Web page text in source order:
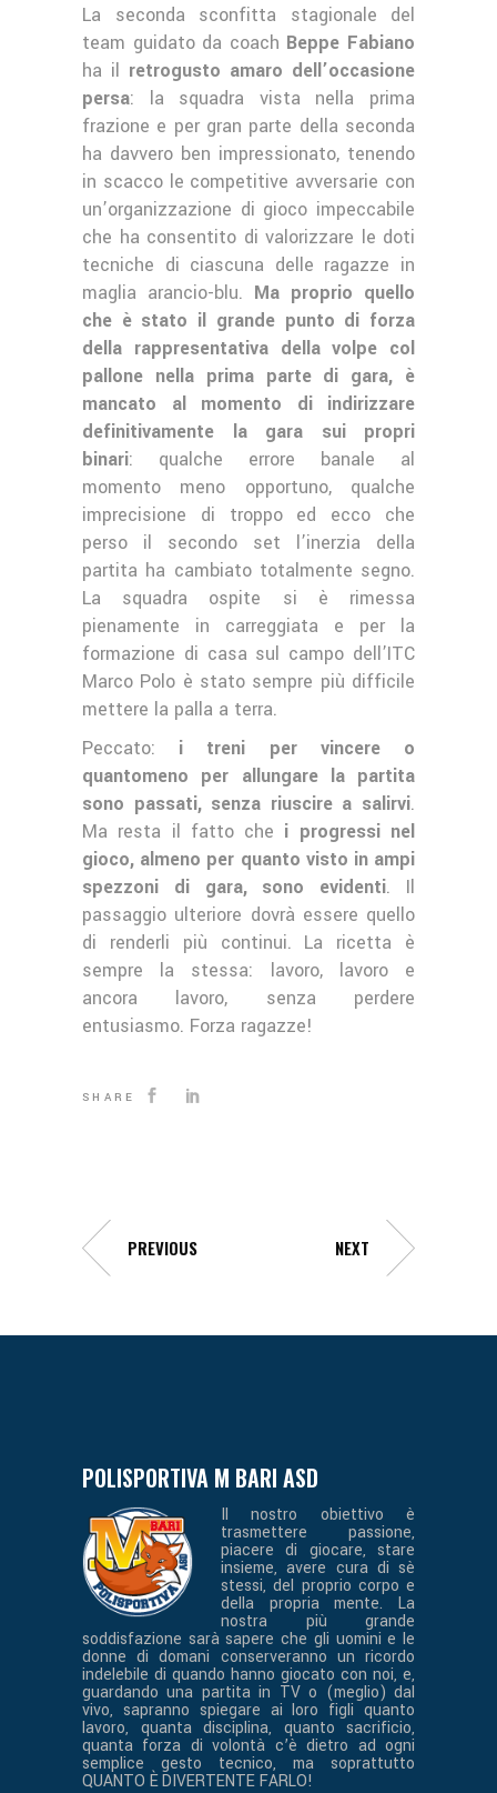
La seconda sconfitta stagionale del
team guidato da coach Beppe Fabiano
ha il retrogusto amaro dell’occasione
persa: la squadra vista nella prima
frazione e per gran parte della seconda
ha davvero ben impressionato, tenendo
in scacco le competitive avversarie con
un’organizzazione di gioco impeccabile
che ha consentito di valorizzare le doti
tecniche di ciascuna delle ragazze in
maglia arancio-blu. Ma proprio quello
che è stato il grande punto di forza
della rappresentativa della volpe col
pallone nella prima parte di gara, è
mancato al momento di indirizzare
definitivamente la gara sui propri
binari: qualche errore banale al
momento meno opportuno, qualche
imprecisione di troppo ed ecco che
perso il secondo set l’inerzia della
partita ha cambiato totalmente segno.
La squadra ospite si è rimessa
pienamente in carreggiata e per la
formazione di casa sul campo dell’ITC
Marco Polo è stato sempre più difficile
mettere la palla a terra.
Peccato: i treni per vincere o
quantomeno per allungare la partita
sono passati, senza riuscire a salirvi.
Ma resta il fatto che i progressi nel
gioco, almeno per quanto visto in ampi
spezzoni di gara, sono evidenti. Il
passaggio ulteriore dovrà essere quello
di renderli più continui. La ricetta è
sempre la stessa: lavoro, lavoro e
ancora lavoro, senza perdere
entusiasmo. Forza ragazze!
SHARE
PREVIOUS NEXT
POLISPORTIVA M BARI ASD
Il nostro obiettivo è
trasmettere passione,
piacere di giocare, stare
insieme, avere cura di sè
stessi, del proprio corpo e
della propria mente. La
nostra più grande
soddisfazione sarà sapere che gli uomini e le
donne di domani conserveranno un ricordo
indelebile di quando hanno giocato con noi, e,
guardando una partita in TV o (meglio) dal
vivo, sapranno spiegare ai loro figli quanto
lavoro, quanta disciplina, quanto sacrificio,
quanta forza di volontà c’è dietro ad ogni
semplice gesto tecnico, ma soprattutto
QUANTO È DIVERTENTE FARLO!